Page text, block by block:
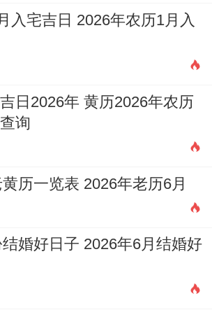
入宅吉日 2026年农历1月入
日2026年 黄历2026年农历
询
历一览表 2026年老历6月
婚好日子 2026年6月结婚好